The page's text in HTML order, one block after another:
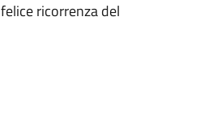
ricorrenza del